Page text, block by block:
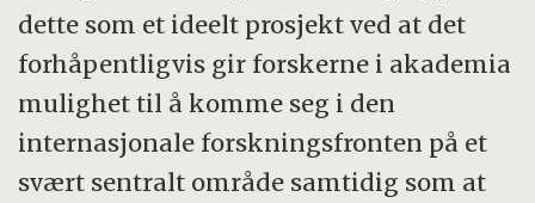
dette som et ideelt prosjekt ved at det
forhåpentligvis gir forskerne i akademia
mulighet til å komme seg i den
internasjonale forskningsfronten på et
svært sentralt område samtidig som at